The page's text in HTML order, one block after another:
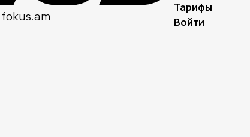
fokus.am
Тарифы
Войти